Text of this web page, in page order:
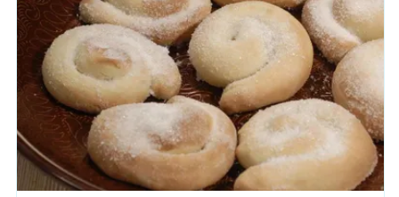
холодильник. А утром достаньте и оставьте на 2 часа. Когда
тесто поднимется, разделите его на булочки и готовьте
далее по рецепту.